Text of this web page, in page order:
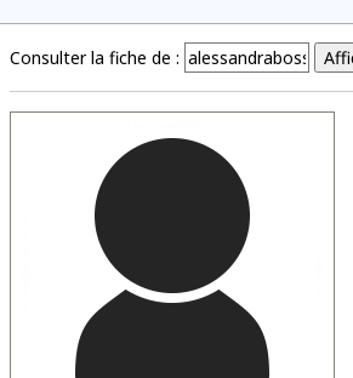
Consulter la fiche de :